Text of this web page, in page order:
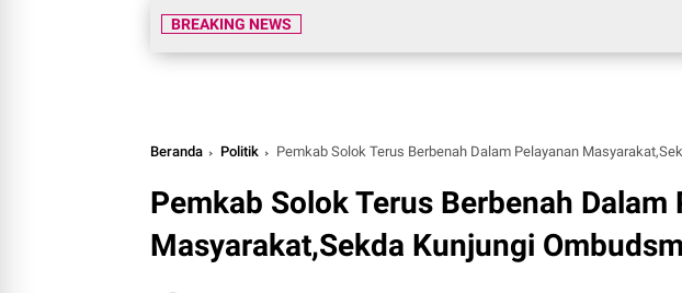
BREAKING NEWS
Beranda Politik Pemkab Solok Terus Berbenah Dalam Pelayanan
Pemkab Solok Terus Berbenah Dalam
Masyarakat,Sekda Kunjungi